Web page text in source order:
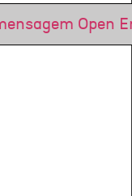
Open